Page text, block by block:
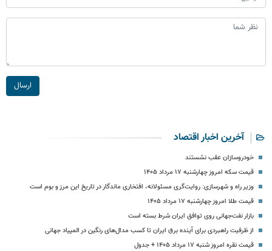
ارسال
آخرین اخبار اقتصاد
خودروسازان عقب نشستند
قیمت سکه امروز چهارشنبه ۱۷ مرداد ۱۴۰۵
وزیر راه و شهرسازی: روایت‌گری مسئولانه، افتخاری ماندگار در تاریخ این مرز و بوم است
قیمت طلا امروز چهارشنبه ۱۷ مرداد ۱۴۰۵
بازار نفت‌جهانی روی توافق ایران شرط بسته است
از ظرفیت راهبردی برای آینده برق ایران تا کسب مدال‌های رنگین در المپیاد جهانی
قیمت نقره امروز شنبه ۱۷ مرداد ۱۴۰۵ + جدول